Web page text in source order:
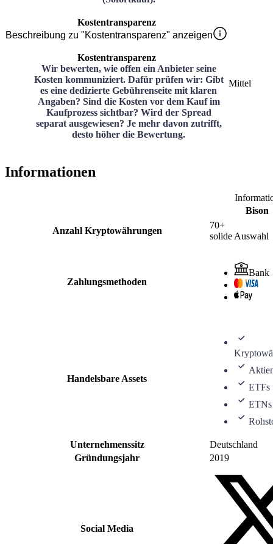
Kostentransparenz
Beschreibung zu "Kostentransparenz" anzeigen
Kostentransparenz
Wir bewerten, wie offen ein Anbieter seine
Kosten kommuniziert. Dafür prüfen wir: Gibt
es eine dedizierte Gebührenseite mit klaren
Angaben? Sind die Kosten vor dem Kauf im
Kaufprozess sichtbar? Wird der Spread
separat ausgewiesen? Je mehr davon zutrifft,
desto höher die Bewertung.
Mittel
Informationen
Bison
Anzahl Kryptowährungen
70+
solide Auswahl
Zahlungsmethoden
Bank
Handelsbare Assets
ETFs
ETNs
Unternehmenssitz
Deutschland
Gründungsjahr
2019
Social Media